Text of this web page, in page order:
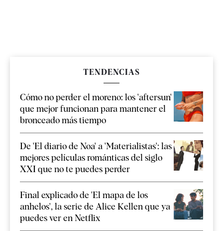
TENDENCIAS
Cómo no perder el moreno: los 'aftersun'
que mejor funcionan para mantener el
bronceado más tiempo
De 'El diario de Noa' a 'Materialistas': las
mejores películas románticas del siglo
XXI que no te puedes perder
Final explicado de 'El mapa de los
anhelos', la serie de Alice Kellen que ya
puedes ver en Netflix